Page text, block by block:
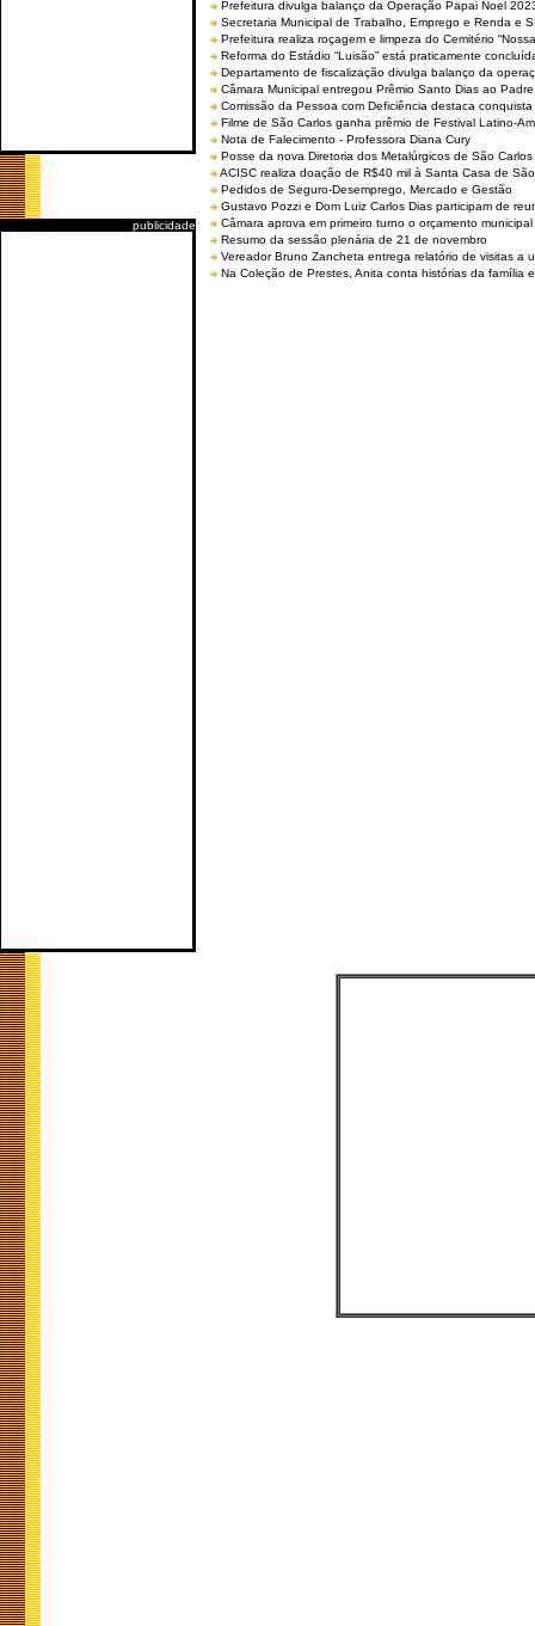
publicidade
Prefeitura divulga balanço da Operação Papai Noel
Secretaria Municipal de Trabalho, Emprego e Renda e
Prefeitura realiza roçagem e limpeza do Cemitério
Reforma do Estádio “Luisão” está praticamente
Departamento de fiscalização divulga balanço da
Câmara Municipal entregou Prêmio Santo Dias ao
Comissão da Pessoa com Deficiência destaca
Filme de São Carlos ganha prêmio de Festival Latino-
Nota de Falecimento - Professora Diana Cury
Posse da nova Diretoria dos Metalúrgicos de São
ACISC realiza doação de R$40 mil à Santa Casa de
Pedidos de Seguro-Desemprego, Mercado e Gestão
Gustavo Pozzi e Dom Luiz Carlos Dias participam de
Câmara aprova em primeiro turno o orçamento
Resumo da sessão plenária de 21 de novembro
Vereador Bruno Zancheta entrega relatório de visitas a
Na Coleção de Prestes, Anita conta histórias da família